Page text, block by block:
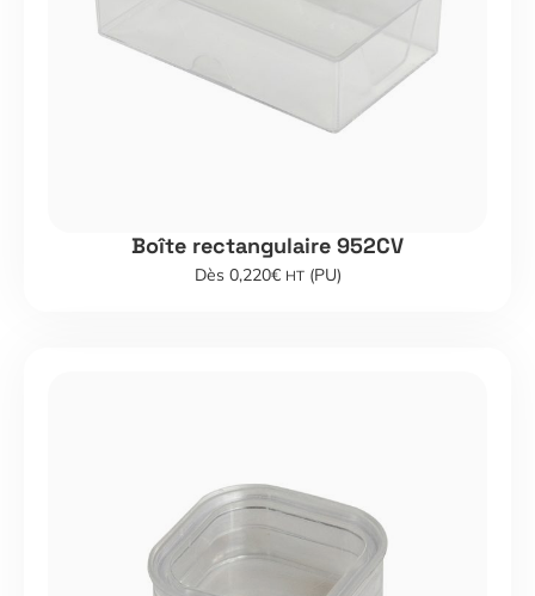
Boîte rectangulaire 952CV
Dès 0,220€ HT(PU)